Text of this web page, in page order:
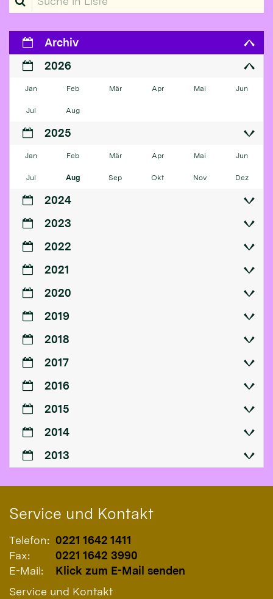
Archiv
2026
Jan Feb Mär Apr Mai Jun
Jul Aug
2025
Jan Feb Mär Apr Mai Jun
Jul Aug Sep Okt Nov Dez
2024
2023
2022
2021
2020
2019
2018
2017
2016
2015
2014
2013
Service und Kontakt
Telefon: 0221 1642 1411
Fax:
0221 1642 3990
E-Mail:
Klick zum E-Mail senden
Service und Kontakt